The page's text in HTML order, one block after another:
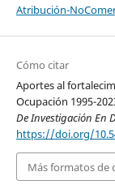
Atribución-
Cómo citar
Aportes al
Ocupación 1995-
De Investigación En
https://doi.org/
Más formatos de